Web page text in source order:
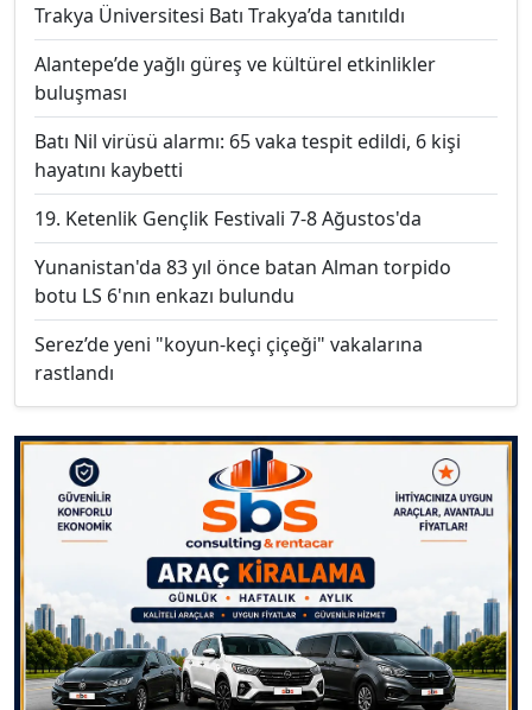
Trakya Üniversitesi Batı Trakya’da tanıtıldı
Alantepe’de yağlı güreş ve kültürel etkinlikler
buluşması
Batı Nil virüsü alarmı: 65 vaka tespit edildi, 6 kişi
hayatını kaybetti
19. Ketenlik Gençlik Festivali 7-8 Ağustos'da
Yunanistan'da 83 yıl önce batan Alman torpido
botu LS 6'nın enkazı bulundu
Serez’de yeni "koyun-keçi çiçeği" vakalarına
rastlandı